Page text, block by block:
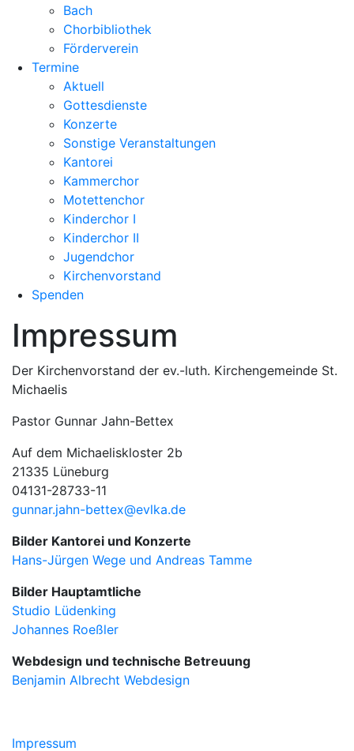
Bach
Chorbibliothek
Förderverein
Termine
Aktuell
Gottesdienste
Konzerte
Sonstige Veranstaltungen
Kantorei
Kammerchor
Motettenchor
Kinderchor I
Kinderchor II
Jugendchor
Kirchenvorstand
Spenden
Impressum
Der Kirchenvorstand der ev.-luth. Kirchengemeinde St.
Michaelis
Pastor Gunnar Jahn-Bettex
Auf dem Michaeliskloster 2b
21335 Lüneburg
04131-28733-11
gunnar.jahn-bettex@evlka.de
Bilder Kantorei und Konzerte
Hans-Jürgen Wege und Andreas Tamme
Bilder Hauptamtliche
Studio Lüdenking
Johannes Roeßler
Webdesign und technische Betreuung
Benjamin Albrecht Webdesign
Impressum